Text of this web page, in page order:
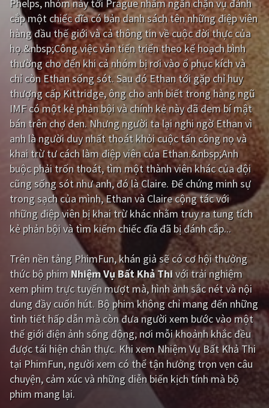
Viễn tưởng Khoa học - Tài liệu
Hoạt hình Thể thao
Tình cảm - Lãng mạn Kỳ ảo
Giật gân Gia đình
Bí ẩn Lịch sử
Viễn Tây Tiểu sử
GameShow DramaTV
QUỐC GIA
Âu - Mỹ Trung Quốc - Hồng Kông
Nhật Bản
Ấn Độ Việt Nam
Tổng hợp
CẬP NHẬT
PHIM MỚI
PHIM BỘ
PHIM LẺ
Phelps, nhóm này tới Prague nhằm ngăn chặn vụ đánh
cắp một chiếc đĩa có bản danh sách tên những điệp viên
hàng đầu thế giới và cả thông tin về cuộc đời thực của
họ.&nbsp;Công việc vẫn tiến triển theo kế hoạch bình
thường cho đến khi cả nhóm bị rơi vào ổ phục kích và
chỉ còn Ethan sống sót. Sau đó Ethan tới gặp chỉ huy
thượng cấp Kittridge, ông cho anh biết trong hàng ngũ
IMF có một kẻ phản bội và chính kẻ này đã đem bí mật
bán trên chợ đen. Nhưng người ta lại nghi ngờ Ethan vì
anh là người duy nhất thoát khỏi cuộc tấn công nọ và
khai trừ tư cách làm điệp viên của Ethan.&nbsp;Anh
buộc phải trốn thoát, tìm một thành viên khác của đội
cũng sống sót như anh, đó là Claire. Để chứng minh sự
trong sạch của mình, Ethan và Claire cộng tác với
những điệp viên bị khai trừ khác nhằm truy ra tung tích
kẻ phản bội và tìm kiếm chiếc đĩa đã bị đánh cắp...
Trên nền tảng PhimFun, khán giả sẽ có cơ hội thưởng
thức bộ phim Nhiệm Vụ Bất Khả Thivới trải nghiệm
xem phim trực tuyến mượt mà, hình ảnh sắc nét và nội
dung đầy cuốn hút. Bộ phim không chỉ mang đến những
tình tiết hấp dẫn mà còn đưa người xem bước vào một
thế giới điện ảnh sống động, nơi mỗi khoảnh khắc đều
được tái hiện chân thực. Khi xem Nhiệm Vụ Bất Khả Thi
tại PhimFun, người xem có thể tận hưởng trọn vẹn câu
chuyện, cảm xúc và những diễn biến kịch tính mà bộ
phim mang lại.